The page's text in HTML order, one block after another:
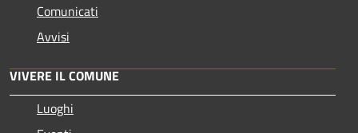
Comunicati
Avvisi
VIVERE IL COMUNE
Luoghi